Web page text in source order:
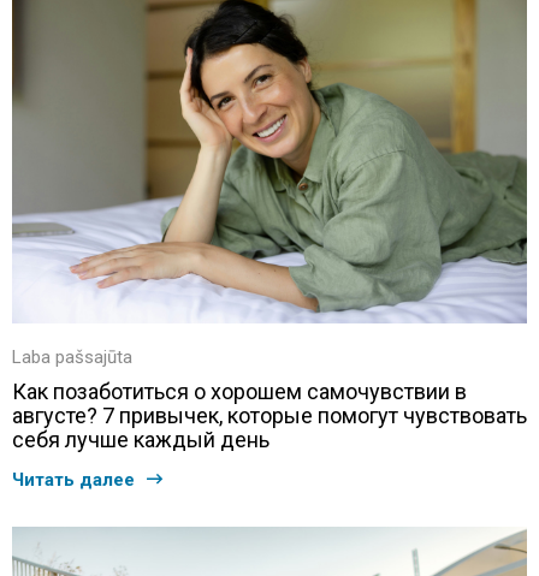
Laba pašsajūta
Как позаботиться о хорошем самочувствии в
августе? 7 привычек, которые помогут чувствовать
себя лучше каждый день
Читать далее